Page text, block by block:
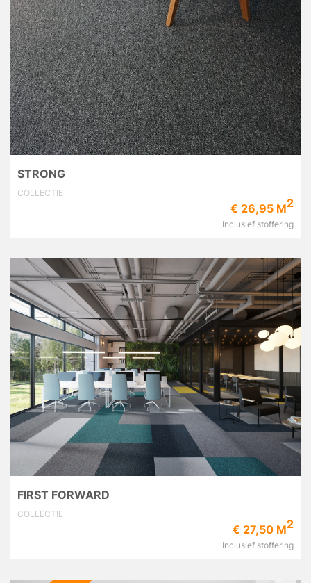
STRONG
COLLECTIE
€ 26,95 M2
Inclusief stoffering
FIRST FORWARD
COLLECTIE
€ 27,50 M2
Inclusief stoffering